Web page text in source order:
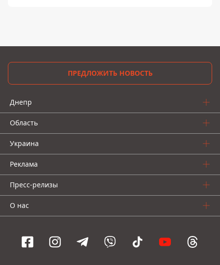
ПРЕДЛОЖИТЬ НОВОСТЬ
Днепр
Область
Украина
Реклама
Пресс-релизы
О нас